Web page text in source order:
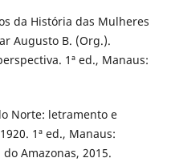
da História das Mulheres
Augusto B. (Org.).
1ª ed., Manaus:
Norte: letramento e
1ª ed., Manaus:
Amazonas, 2015.